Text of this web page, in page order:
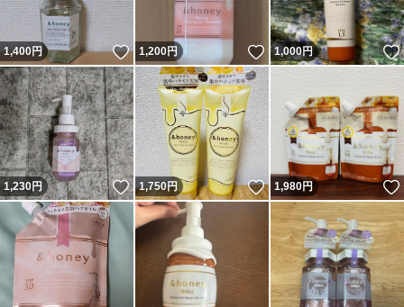
1,400円 いいね！
1,200円 いいね！
1,000円
1,230円 いいね！
1,750円 いいね！
1,980円